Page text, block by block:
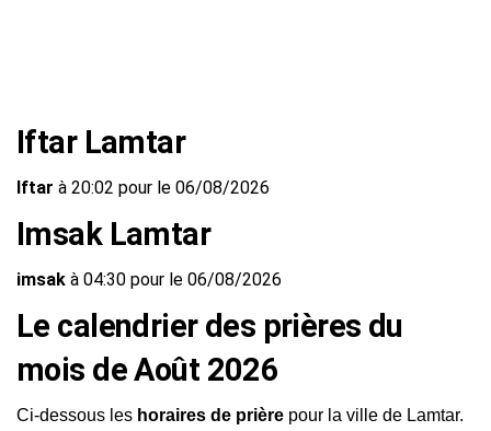
Iftar Lamtar
Iftar à 20:02 pour le 06/08/2026
Imsak Lamtar
imsak à 04:30 pour le 06/08/2026
Le calendrier des prières du
mois de Août 2026
Ci-dessous les horaires de prière pour la ville de Lamtar.